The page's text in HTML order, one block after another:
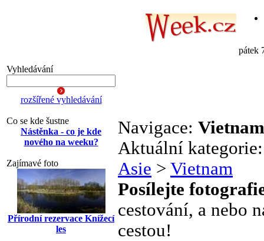
pátek
Vyhledávání
rozšířené vyhledávání
Co se kde šustne
Nástěnka - co je kde
nového na weeku?
Zajímavé foto
Přírodní rezervace Knížecí
les
Navigace: Vietnam
Aktuální
Asie > Vietnam
Posílejte
cestování, a nebo
cestou!